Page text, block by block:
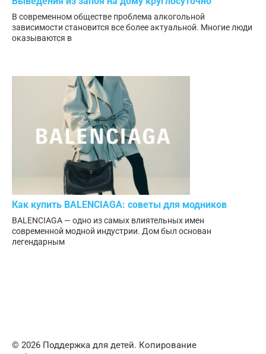
В современном обществе проблема алкогольной
зависимости становится все более актуальной. Многие люди
оказываются в
Как купить BALENCIAGA: советы для модников
BALENCIAGA — одно из самых влиятельных имен
современной модной индустрии. Дом был основан
легендарным
© 2026 Поддержка для детей. Копирование